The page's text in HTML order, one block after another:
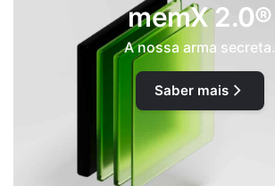
memX 2.0®
A nossa arma secreta.
Saber mais